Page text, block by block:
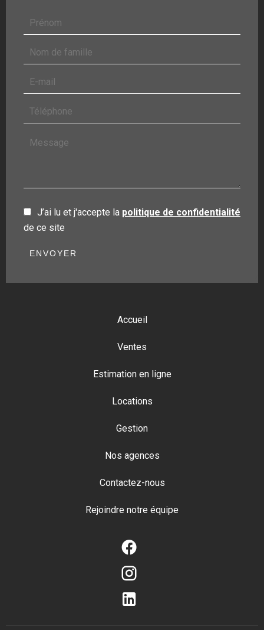
J’ai lu et j'accepte la politique de confidentialité
de ce site
ENVOYER
Accueil
Ventes
Estimation en ligne
Locations
Gestion
Nos agences
Contactez-nous
Rejoindre notre équipe